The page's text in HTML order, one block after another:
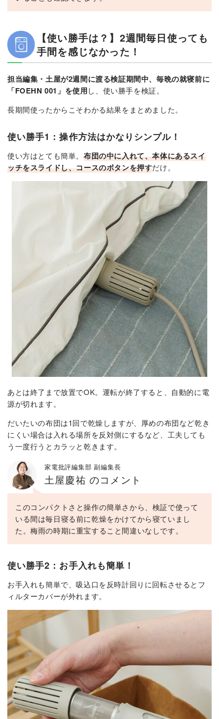
【使い勝手は？】2週間毎日使っても
手間を感じなかった！
担当編集・土屋が2週間に渡る検証期間中、毎晩の就寝前に
「FOEHN 001」を使用し、使い勝手を検証。
長期間使ったからこそわかる結果をまとめました。
使い勝手1：操作方法はかなりシンプル！
使い方はとても簡単。 布団の中に入れて、本体にあるスイ
ッチをスライドし、コースのボタンを押すだけ。
あとは終了まで放置でOK。運転が終了すると、自動的に電
源が切れます。
だいたいの布団は1回で乾燥しますが、厚めの布団など乾き
にくい場合は入れる場所を反対側にするなど、工夫しても
う一度行うとカラッと乾きます。
家電批評編集部 副編集長
土屋慶祐 のコメント
このコンパクトさと操作の簡単さから、検証で使って
いる間は毎日寝る前に乾燥をかけてから寝ていまし
た。梅雨の時期に重宝すること間違いなしです。
使い勝手2：お手入れも簡単！
お手入れも簡単で、吸込口を反時計回りに回転させるとフ
ィルターカバーが外れます。